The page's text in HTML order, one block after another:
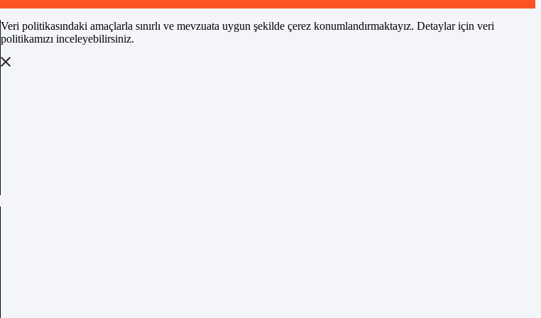
Veri politikasındaki amaçlarla sınırlı ve mevzuata uygun şekilde çerez konumlandırmaktayız. Detaylar için veri
politikamızı inceleyebilirsiniz.